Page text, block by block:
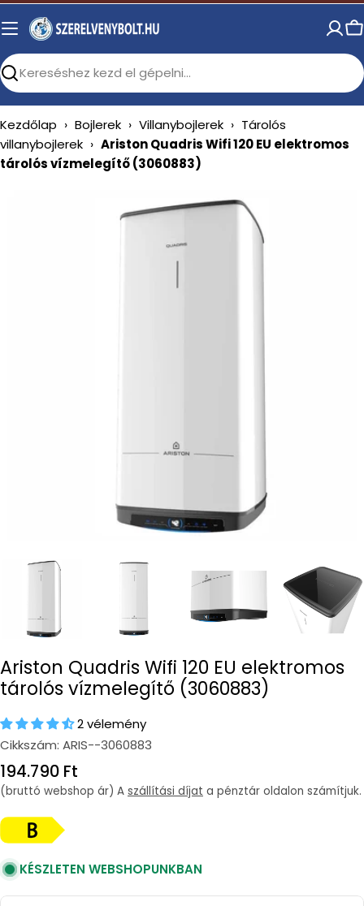
Skip
to
Search
Kezdőlap › Bojlerek › Villanybojlerek › Tárolós
villanybojlerek › Ariston Quadris Wifi 120 EU elektromos
tárolós vízmelegítő (3060883)
Ariston Quadris Wifi 120 EU elektromos
tárolós vízmelegítő (3060883)
2 vélemény
Cikkszám: ARIS--3060883
Regular
price
194.790 Ft
(bruttó webshop ár) A szállítási díjat a pénztár oldalon számítjuk.
KÉSZLETEN WEBSHOPUNKBAN